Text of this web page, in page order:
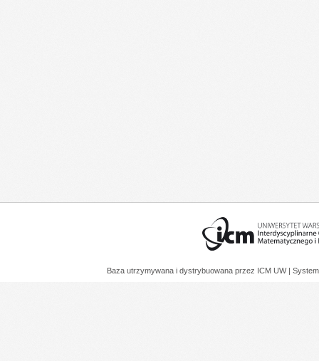
Baza utrzymywana i dystrybuowana przez ICM UW |